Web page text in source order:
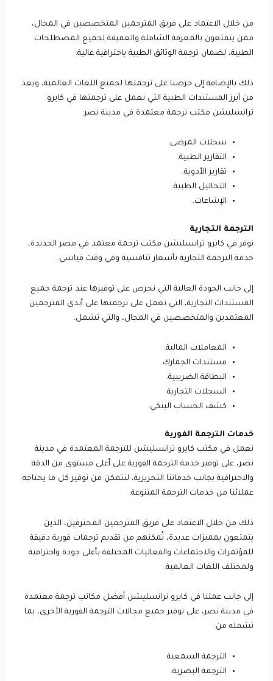
من خلال الاعتماد على فريق المترجمين المتخصصين في المجال،
ممن يتمتعون بالمعرفة الشاملة والعميقة لجميع المصطلحات
الطبية، لضمان ترجمة الوثائق الطبية باحترافية عالية.
ذلك بالإضافة إلى حرصنا على ترجمتها لجميع اللغات العالمية، ويعد
من أبرز المستندات الطبية التي نعمل على ترجمتها في كايرو
ترانسليشن مكتب ترجمة معتمدة في مدينة نصر:
سجلات المرضى.
التقارير الطبية.
تقارير الأدوية.
التحاليل الطبية.
الإشاعات.
الترجمة التجارية
نوفر في كايرو ترانسليشن مكتب ترجمة معتمد في مصر الجديدة،
خدمة الترجمة التجارية بأسعار تنافسية وفي وقت قياسي.
إلى جانب الجودة العالية التي نحرص على توفيرها عند ترجمة جميع
المستندات التجارية، التي نعمل على ترجمتها على أيدي المترجمين
المعتمدين والمتخصصين في المجال، والتي تشمل:
المعاملات المالية.
مستندات الجمارك.
البطاقة الضريبية.
السجلات التجارية.
كشف الحساب البنكي.
خدمات الترجمة الفورية
نعمل في مكتب كايرو ترانسليشن للترجمة المعتمدة في مدينة
نصر، على توفير خدمة الترجمة الفورية على أعلى مستوى من الدقة
والاحترافية بجانب خدماتنا التحريرية، لنتمكن من توفير كل ما يحتاجه
عملائنا من خدمات الترجمة المتنوعة.
ذلك من خلال الاعتماد على فريق المترجمين المحترفين، الذين
يتمتعون بمميزات عديدة، تُمكنهم من تقديم ترجمات فورية دقيقة
للمؤتمرات والاجتماعات والفعاليات المختلفة بأعلى جودة واحترافية
ولمختلف اللغات العالمية.
إلى جانب عملنا في كايرو ترانسليشن أفضل مكاتب ترجمة معتمدة
في مدينة نصر، على توفير جميع مجالات الترجمة الفورية الأخرى، بما
تشمله من:
الترجمة السمعية.
الترجمة البصرية.